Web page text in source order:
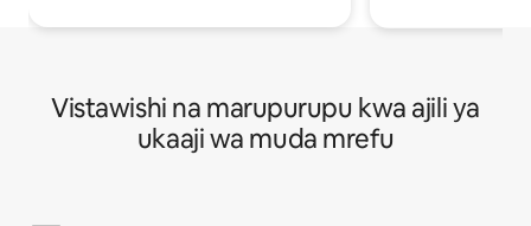
Vistawishi na marupurupu kwa ajili ya
ukaaji wa muda mrefu